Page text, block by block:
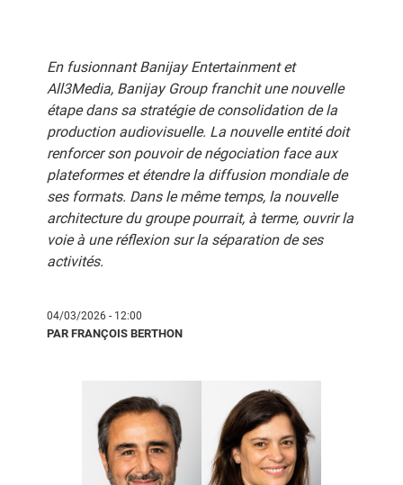
En fusionnant Banijay Entertainment et
All3Media, Banijay Group franchit une nouvelle
étape dans sa stratégie de consolidation de la
production audiovisuelle. La nouvelle entité doit
renforcer son pouvoir de négociation face aux
plateformes et étendre la diffusion mondiale de
ses formats. Dans le même temps, la nouvelle
architecture du groupe pourrait, à terme, ouvrir la
voie à une réflexion sur la séparation de ses
activités.
04/03/2026 - 12:00
PAR FRANÇOIS BERTHON